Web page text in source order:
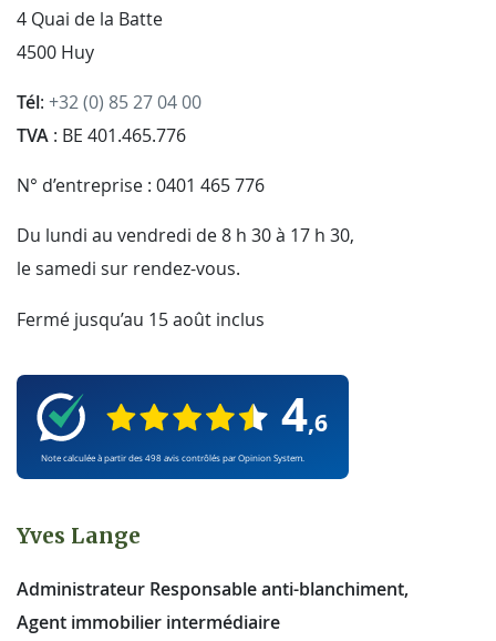
4 Quai de la Batte
4500 Huy
Tél: +32 (0) 85 27 04 00
TVA : BE 401.465.776
N° d’entreprise : 0401 465 776
Du lundi au vendredi de 8 h 30 à 17 h 30,
le samedi sur rendez-vous.
Fermé jusqu’au 15 août inclus
Yves Lange
Administrateur Responsable anti-blanchiment,
Agent immobilier intermédiaire